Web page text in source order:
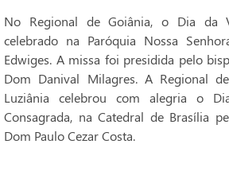
No Regional de Goiânia, o Dia da
celebrado na Paróquia Nossa
Edwiges. A missa foi presidida pelo
Dom Danival Milagres. A Regional
Luziânia celebrou com alegria o
Consagrada, na Catedral de Brasília
Dom Paulo Cezar Costa.